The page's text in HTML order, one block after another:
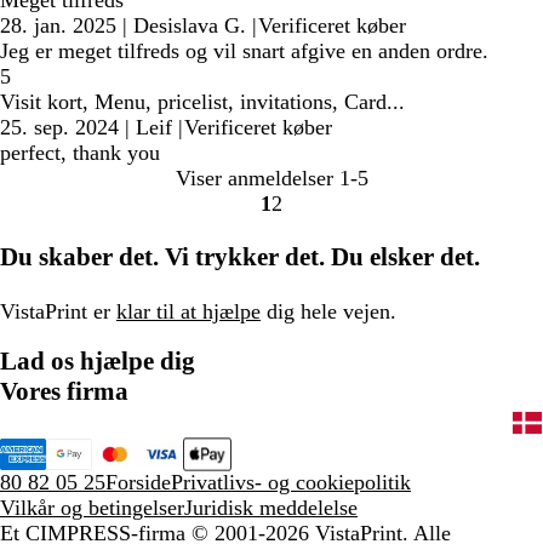
28. jan. 2025 | Desislava G. |Verificeret køber
Jeg er meget tilfreds og vil snart afgive en anden ordre.
5
Visit kort, Menu, pricelist, invitations, Card...
25. sep. 2024 | Leif |Verificeret køber
perfect, thank you
Viser anmeldelser 1-5
Gå
side
1 Gå
side
2
Du skaber det. Vi trykker det. Du elsker det.
VistaPrint er klar til at hjælpe dig hele vejen.
Lad os hjælpe dig
Vores firma
80 82 05 25ForsidePrivatlivs- og cookiepolitik
Vilkår og betingelserJuridisk meddelelse
Et CIMPRESS-firma © 2001-2026 VistaPrint. Alle